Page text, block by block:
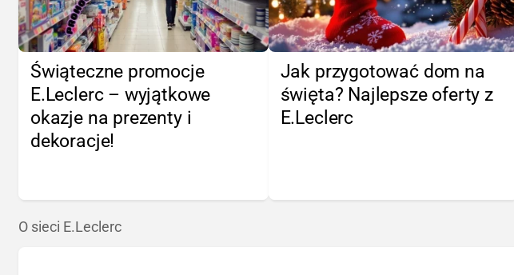
Świąteczne promocje
E.Leclerc – wyjątkowe
okazje na prezenty i
dekoracje!
Jak przygotować dom na
święta? Najlepsze oferty z
E.Leclerc
O sieci E.Leclerc